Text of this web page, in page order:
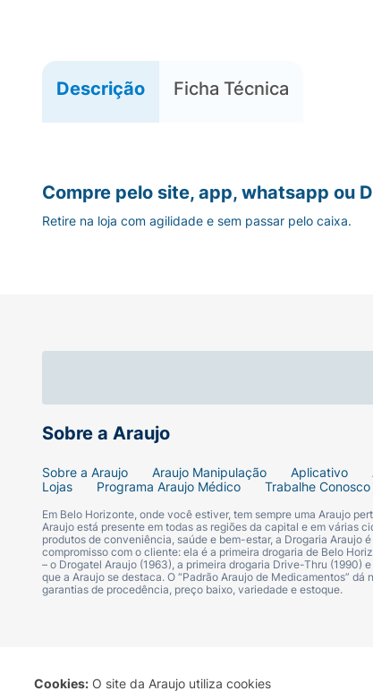
Cookies: O site da Araujo utiliza cookies
Descrição Ficha Técnica
Sobre a Araujo
Sobre a Araujo Araujo Manipulação Aplicativo
Lojas
Programa Araujo Médico Trabalhe Conosco
Em Belo Horizonte, onde você estiver, tem sempre uma Araujo
Araujo está presente em todas as regiões da capital e em várias
produtos de conveniência, saúde e bem-estar, a Drogaria Araujo
compromisso com o cliente: ela é a primeira drogaria de Belo
– o Drogatel Araujo (1963), a primeira drogaria Drive-Thru (1990)
que a Araujo se destaca. O “Padrão Araujo de Medicamentos”
garantias de procedência, preço baixo, variedade e estoque.
Compre pelo site, app, whatsapp ou
Retire na loja com agilidade e sem passar pelo caixa.